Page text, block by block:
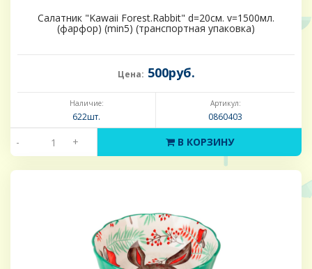
Салатник "Kawaii Forest.Rabbit" d=20см. v=1500мл.
(фарфор) (min5) (транспортная упаковка)
Цена: 500руб.
Наличие:
622шт.
Артикул:
0860403
- + В КОРЗИНУ